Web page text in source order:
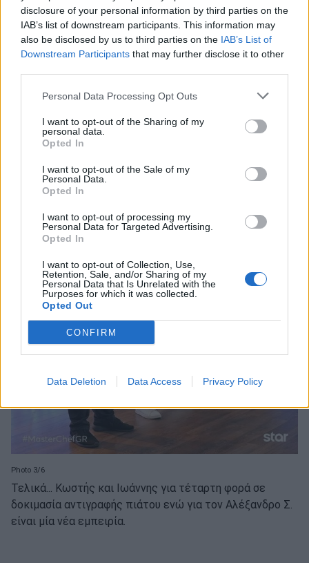
disclosure of your personal information by third parties on the
IAB’s list of downstream participants. This information may
also be disclosed by us to third parties on the IAB’s List of
Downstream Participants that may further disclose it to other
Personal Data Processing Opt Outs
I want to opt-out of the Sharing of my
personal data.
Opted In
I want to opt-out of the Sale of my
Personal Data.
Opted In
I want to opt-out of processing my
Personal Data for Targeted Advertising.
Opted In
I want to opt-out of Collection, Use,
Retention, Sale, and/or Sharing of my
Personal Data that Is Unrelated with the
Purposes for which it was collected.
Opted Out
CONFIRM
Data Deletion Data Access Privacy Policy
Η Μαρίνα και ο Αντώνης φόρεσαν τις λευκές ποδιές της
Photo 3/6
Τελικά... Κωστής και Ιωάννης για τέταρτη φορά σε
δοκιμασία αντιγραφής πιάτου ενώ για τον Αλέξανδρο Σ.
είναι μία νέα εμπειρία.